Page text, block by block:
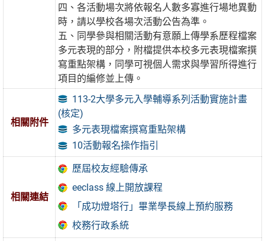
四、各活動場次將依報名人數多寡進行場地異動
時，請以學校各場次活動公告為準。
五、同學參與相關活動有意願上傳學系歷程檔案
多元表現的部分，附檔提供本校多元表現檔案撰
寫重點架構，同學可視個人需求與學習所得進行
項目的編修並上傳。
相關附件
113-2大學多元入學輔導系列活動實施計畫
(核定)
多元表現檔案撰寫重點架構
10活動報名操作指引
相關連結
歷屆校友經驗傳承
eeclass 線上開放課程
「成功燈塔行」畢業學長線上預約服務
校務行政系統